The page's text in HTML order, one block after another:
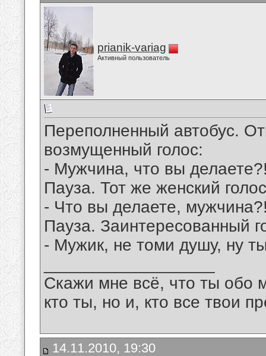
prianik-variag
Активный пользователь
Переполненный автобус.
возмущенный голос:
- Мужчина, что вы
Пауза. Тот же женский
- Что вы делаете,
Пауза. Заинтересованный
- Мужик, не томи душу, ну
Скажи мне всё, что ты обо
кто ты, но и, кто все твои
14.11.2010, 19:30